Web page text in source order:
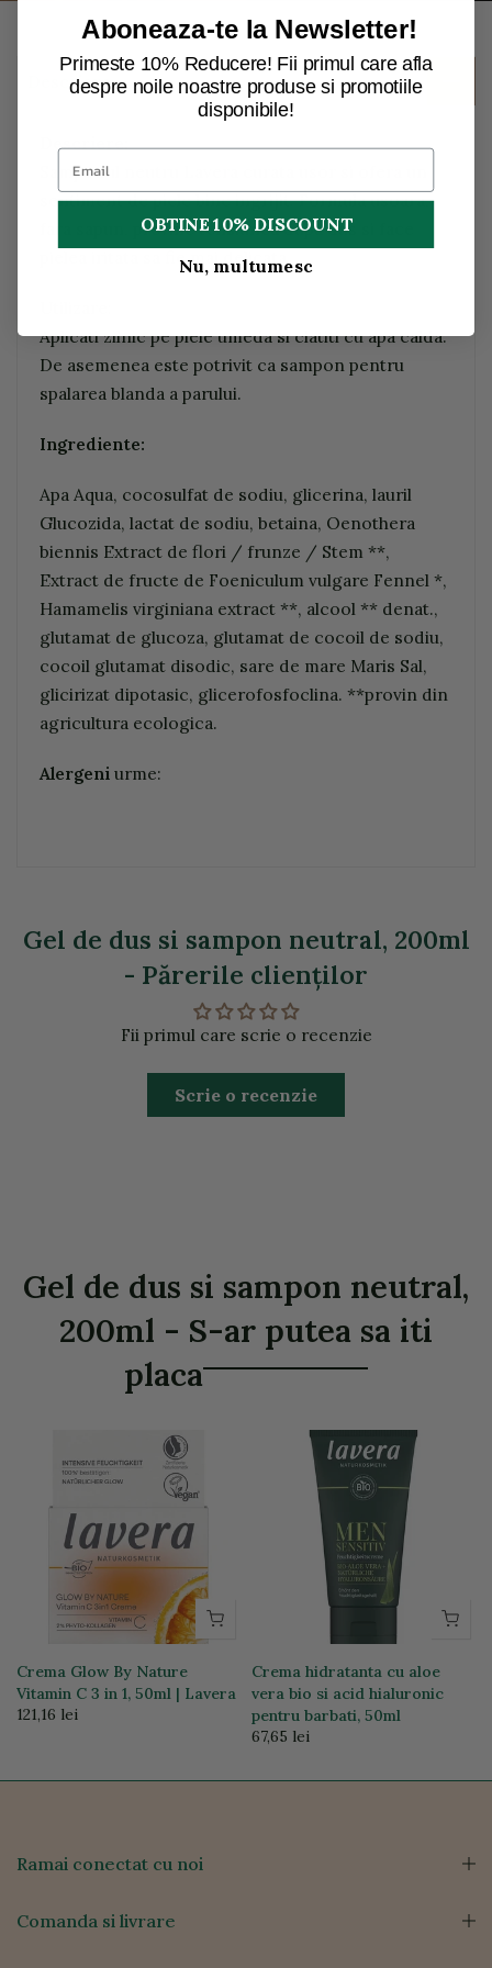
Descriere
Descriere:
Samponul neutru Lavera curata usor si ofera un
sentiment de piele bine ingrijit. Formula usoara,
fara sapun, previne tensiunea dupa dus si face
pielea iritata sa fie mai delicata
Aplicati zilnic pe piele umeda si clatiti cu apa calda.
De asemenea este potrivit ca sampon pentru
spalarea blanda a parului.
Ingrediente:
Apa Aqua, cocosulfat de sodiu, glicerina, lauril
Glucozida, lactat de sodiu, betaina, Oenothera
biennis Extract de flori / frunze / Stem **,
Extract de fructe de Foeniculum vulgare Fennel *,
Hamamelis virginiana extract **, alcool ** denat.,
glutamat de glucoza, glutamat de cocoil de sodiu,
cocoil glutamat disodic, sare de mare Maris Sal,
glicirizat dipotasic, glicerofosfoclina. **provin din
agricultura ecologica.
Alergeni urme:
Gel de dus si sampon neutral, 200ml
- Părerile clienţilor
Fii primul care scrie o recenzie
Scrie o recenzie
Gel de dus si sampon neutral,
200ml - S-ar putea sa iti
placa
Crema Glow By Nature
Vitamin C 3 in 1, 50ml | Lavera
121,16 lei
Crema hidratanta cu aloe
vera bio si acid hialuronic
pentru barbati, 50ml
67,65 lei
Ramai conectat cu noi
Comanda si livrare
Aboneaza-te la Newsletter!
Primeste 10% Reducere! Fii primul care afla
despre noile noastre produse si promotiile
disponibile!
OBTINE 10% DISCOUNT
Nu, multumesc